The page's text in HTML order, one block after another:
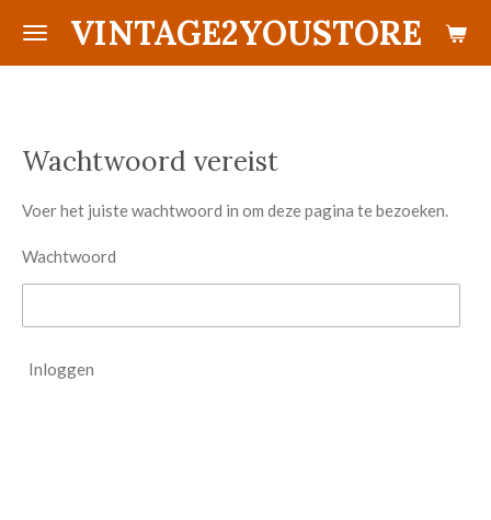
Ga
VINTAGE2YOUSTORE
Wachtwoord vereist
Voer het juiste wachtwoord in om deze pagina te bezoeken.
Wachtwoord
Inloggen